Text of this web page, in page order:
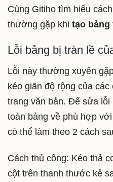
Cùng Gitiho tìm hiểu
thường gặp khi tạo bảng
Lỗi bảng bị tràn lề
Lỗi này thường xuyên
kéo giãn độ rộng của
trang văn bản. Để sửa
toàn bảng về phù hợp
có thể làm theo 2 cách
Cách thủ công: Kéo thả
cột trên thanh thước kẻ